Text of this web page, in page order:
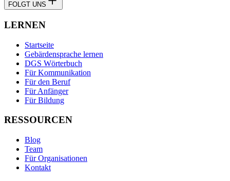
FOLGT UNS
LERNEN
Startseite
Gebärdensprache lernen
DGS Wörterbuch
Für Kommunikation
Für den Beruf
Für Anfänger
Für Bildung
RESSOURCEN
Blog
Team
Für Organisationen
Kontakt